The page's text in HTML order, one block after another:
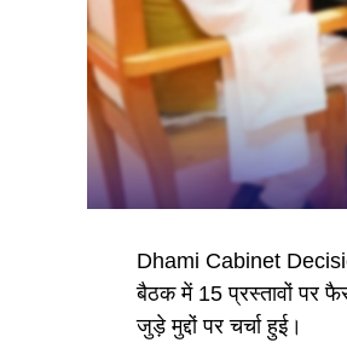
Dhami Cabinet
बैठक में 15 प्रस्तावों पर
जुड़े मुद्दों पर चर्चा हुई।